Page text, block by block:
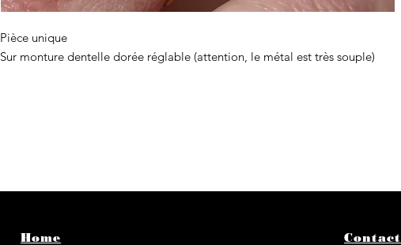
Pièce unique
Sur monture dentelle dorée réglable (attention, le métal est très souple)
Home Contact